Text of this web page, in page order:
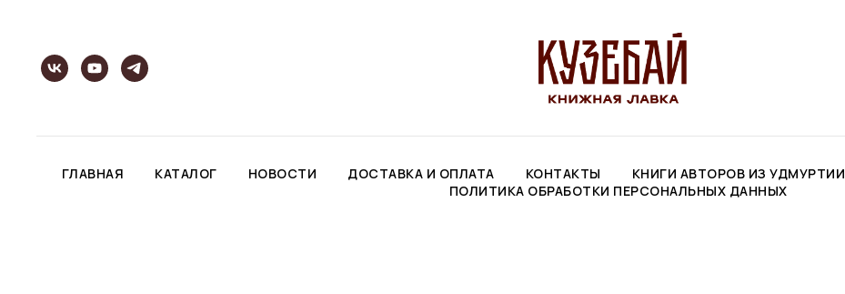
ГЛАВНАЯ КАТАЛОГ НОВОСТИ ДОСТАВКА И ОПЛАТА КОНТАКТЫ КНИГИ АВТОРОВ ИЗ УДМУРТИИ
ПОЛИТИКА ОБРАБОТКИ ПЕРСОНАЛЬНЫХ ДАННЫХ